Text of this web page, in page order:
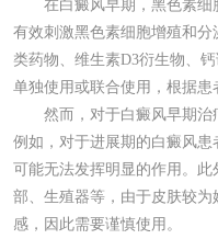
在白癜风早期，黑色素细
有效刺激黑色素细胞增殖和
类药物、维生素D3衍生物、
单独使用或联合使用，根据患
然而，对于白癜风早期治
例如，对于进展期的白癜风
可能无法发挥明显的作用。
部、生殖器等，由于皮肤较
感，因此需要谨慎使用。